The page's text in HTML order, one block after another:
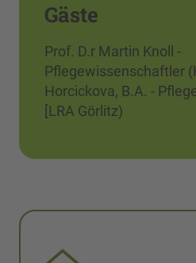
Gäste
Prof. D.r Martin Knoll -
Pflegewissenschaftler
Horcickova, B.A. -
[LRA Görlitz)